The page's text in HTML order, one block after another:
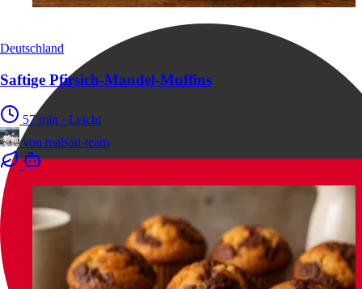
Deutschland
Saftige Pfirsich-Mandel-Muffins
57 min · Leicht
von malsati-team